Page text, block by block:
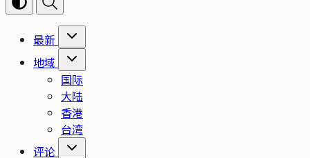
最新
地域
国际
大陆
香港
台湾
评论